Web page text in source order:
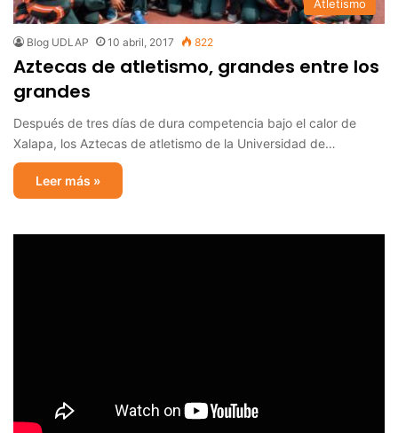
Atletismo
Blog UDLAP 10 abril, 2017 822
Aztecas de atletismo, grandes entre los
grandes
Después de tres días de dura competencia bajo el calor de
Xalapa, los Aztecas de atletismo de la Universidad de…
Leer más »